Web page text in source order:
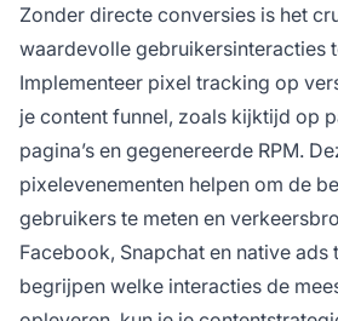
Zonder directe conversies is het
waardevolle gebruikersinteracties
Implementeer pixel tracking op
je content funnel, zoals kijktijd op
pagina’s en gegenereerde RPM.
pixelevenementen helpen om de
gebruikers te meten en
Facebook, Snapchat en native
begrijpen welke interacties de